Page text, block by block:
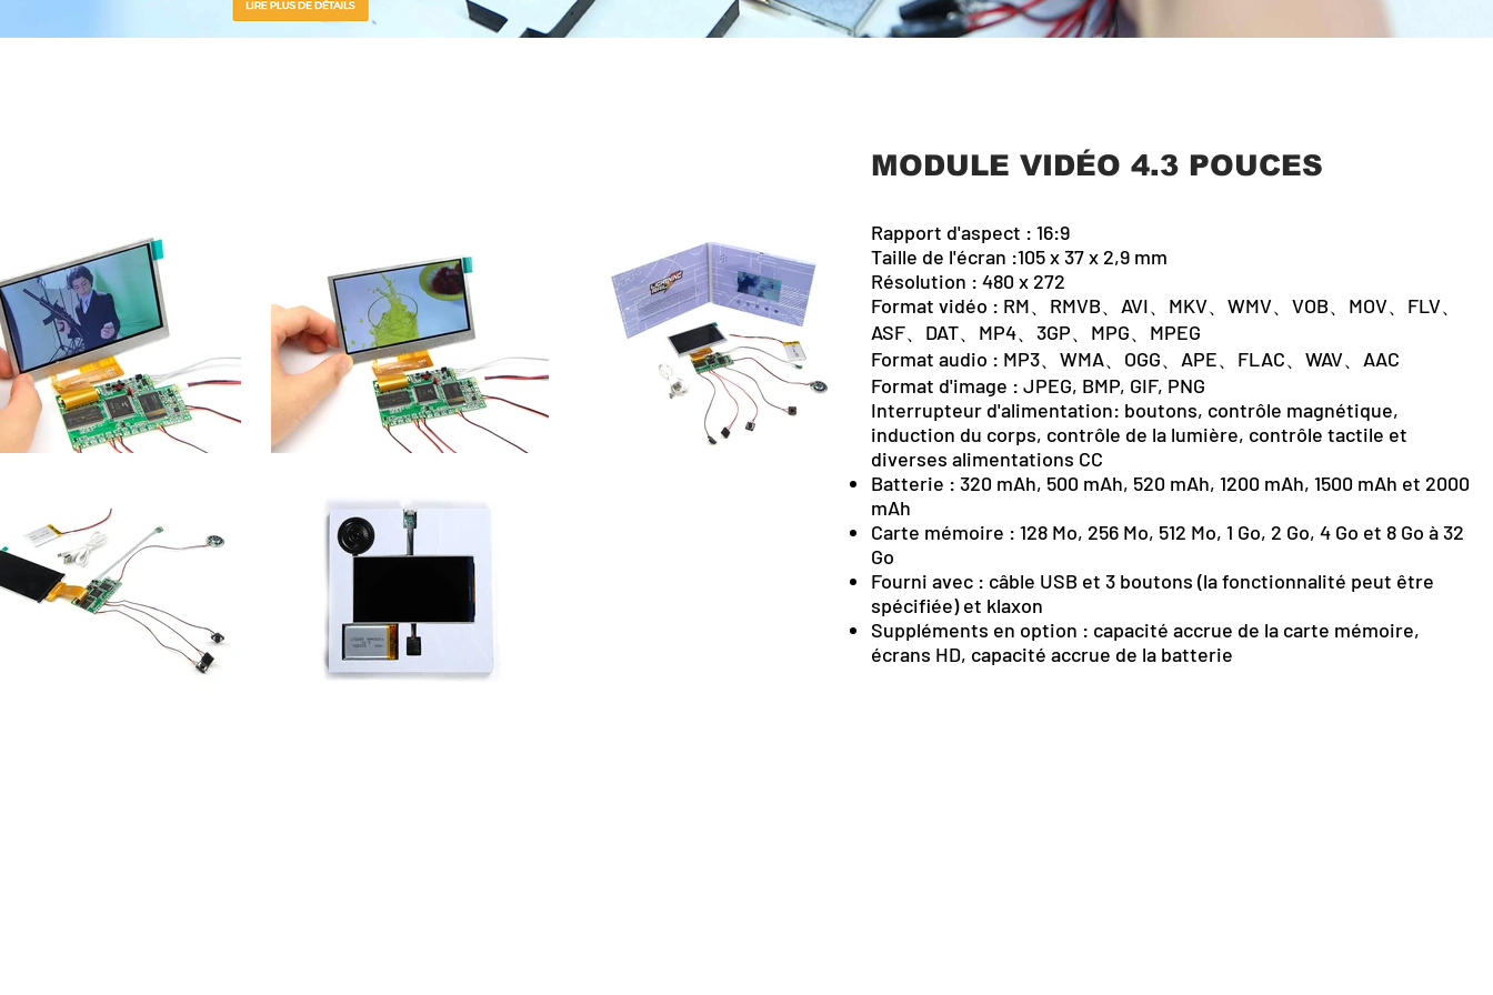
MODULE VIDÉO 4.3 POUCES
Rapport d'aspect : 16:9
Taille de l'écran :105 x 37 x 2,9 mm
Résolution : 480 x 272
Format vidéo : RM、RMVB、AVI、MKV、WMV、VOB、MOV、FLV、
ASF、DAT、MP4、3GP、MPG、MPEG
Format audio : MP3、WMA、OGG、APE、FLAC、WAV、AAC
Format d'image : JPEG, BMP, GIF, PNG
Interrupteur d'alimentation: boutons, contrôle magnétique,
induction du corps, contrôle de la lumière, contrôle tactile et
diverses alimentations CC
Batterie : 320 mAh, 500 mAh, 520 mAh, 1200 mAh, 1500 mAh et 2000
mAh
Carte mémoire : 128 Mo, 256 Mo, 512 Mo, 1 Go, 2 Go, 4 Go et 8 Go à 32
Go
Fourni avec : câble USB et 3 boutons (la fonctionnalité peut être
spécifiée) et klaxon
Suppléments en option : capacité accrue de la carte mémoire,
écrans HD, capacité accrue de la batterie